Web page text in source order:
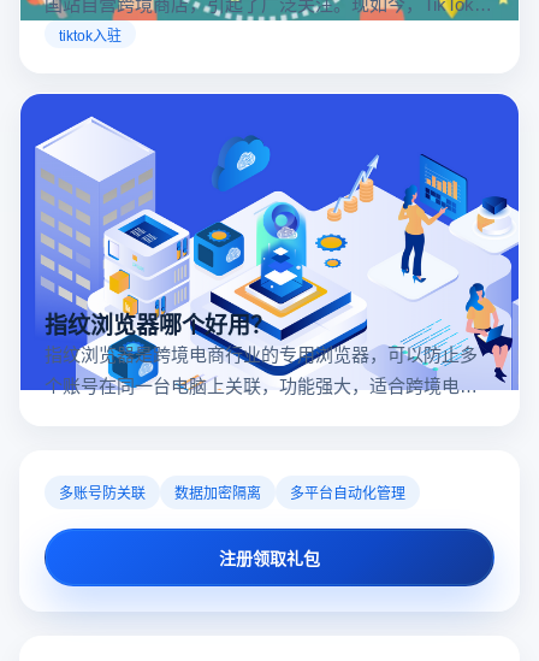
店已覆盖美国、英国及东南亚地区，因此了解官方网站
tiktok入驻
指纹浏览器哪个好用？
指纹浏览器是跨境电商行业的专用浏览器，可以防止多
个账号在同一台电脑上关联，功能强大，适合跨境电商
多账号防关联 数据加密隔离 多平台自动化管理
注册领取礼包